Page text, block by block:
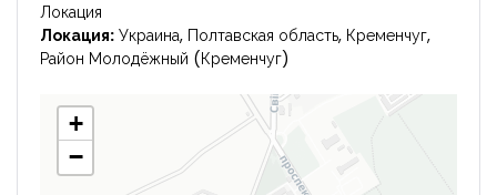
Локация
Локация: Украина, Полтавская область, Кременчуг,
Район Молодёжный (Кременчуг)
+
−